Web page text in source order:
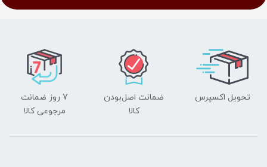
تحویل اکسپرس
ضمانت اصل‌بودن
کالا
7 روز ضمانت
مرجوعی کالا